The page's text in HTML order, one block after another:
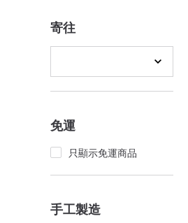
寄往
免運
只顯示免運商品
手工製造